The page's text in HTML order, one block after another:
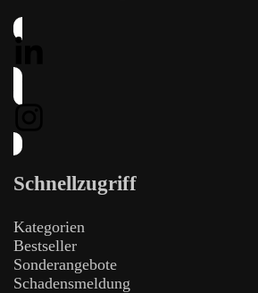
Schnellzugriff
Kategorien
Bestseller
Sonderangebote
Schadensmeldung